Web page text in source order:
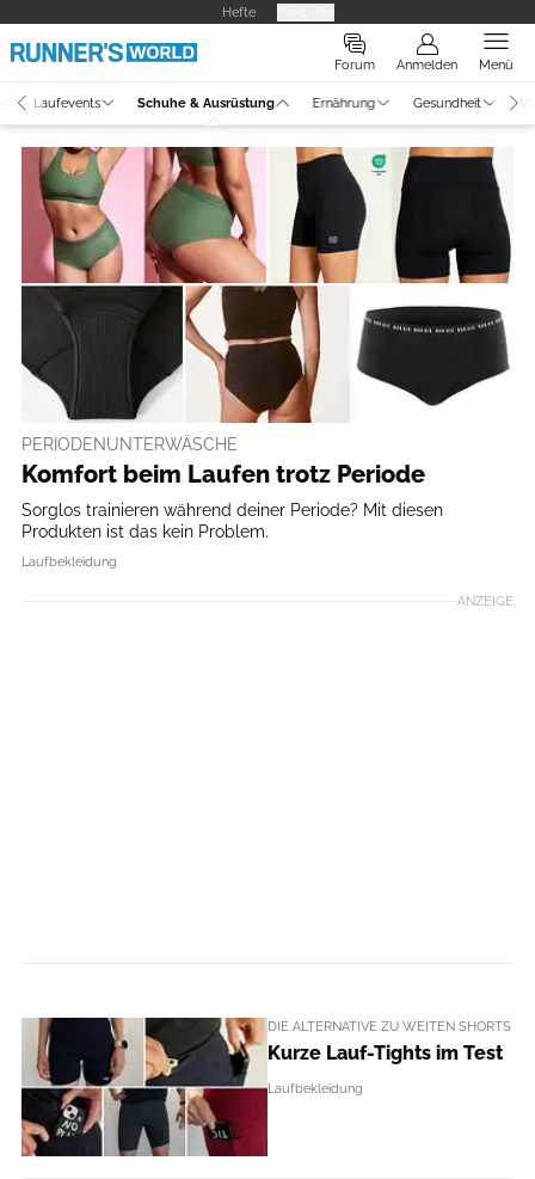
Hefte
Forum Anmelden Menü
Laufevents Schuhe & Ausrüstung Ernährung Gesundheit
PERIODENUNTERWÄSCHE
Komfort beim Laufen trotz Periode
Sorglos trainieren während deiner Periode? Mit diesen
Produkten ist das kein Problem.
Laufbekleidung
ANZEIGE
DIE ALTERNATIVE ZU WEITEN SHORTS
Kurze Lauf-Tights im Test
Laufbekleidung